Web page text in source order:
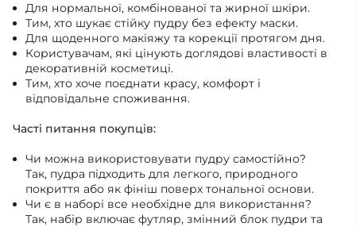
Для нормальної, комбінованої та жирної шкіри.
Тим, хто шукає стійку пудру без ефекту маски.
Для щоденного макіяжу та корекції протягом дня.
Користувачам, які цінують доглядові властивості в
декоративній косметиці.
Тим, хто хоче поєднати красу, комфорт і
відповідальне споживання.
Часті питання покупців:
Чи можна використовувати пудру самостійно?
Так, пудра підходить для легкого, природного
покриття або як фініш поверх тональної основи.
Чи є в наборі все необхідне для використання?
Так, набір включає футляр, змінний блок пудри та